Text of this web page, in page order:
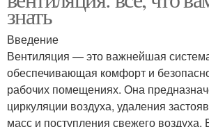
знать
Введение
Вентиляция — это важнейшая
обеспечивающая комфорт и
рабочих помещениях. Она
циркуляции воздуха, удаления
масс и поступления свежего